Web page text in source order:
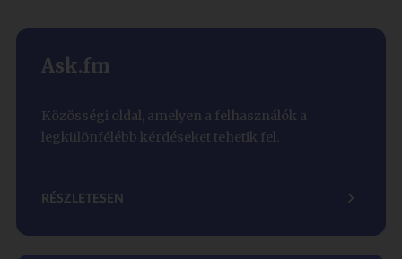
Ask.fm
Közösségi oldal, amelyen a felhasználók a
legkülönfélébb kérdéseket tehetik fel.
RÉSZLETESEN